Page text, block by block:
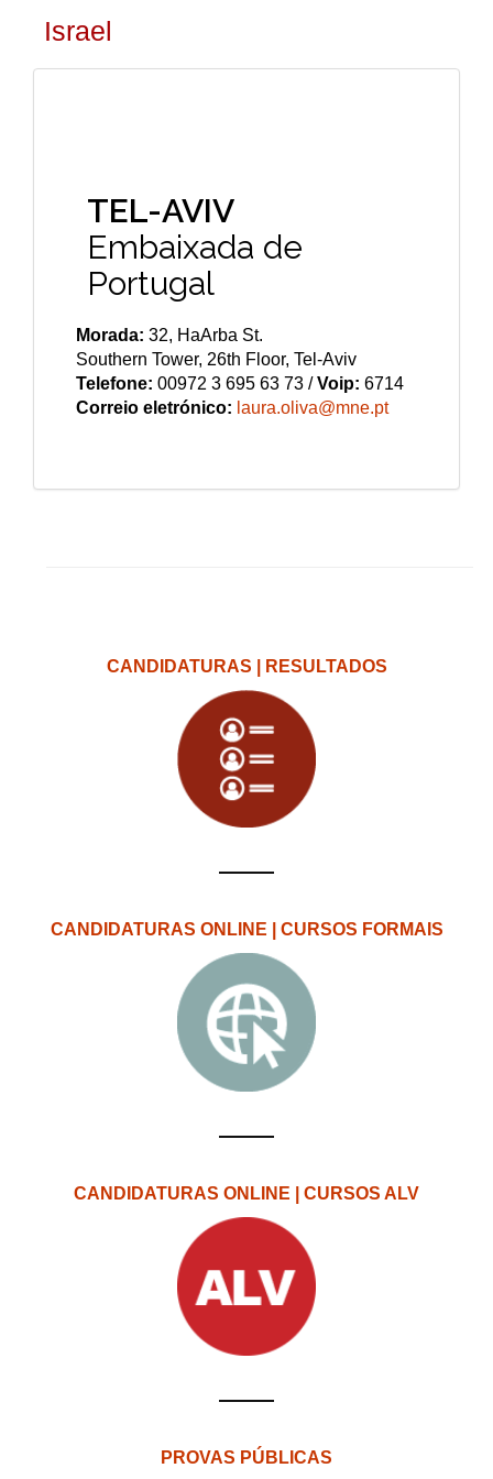
Israel
TEL-AVIV
Embaixada de
Portugal
Morada: 32, HaArba St.
Southern Tower, 26th Floor, Tel-Aviv
Telefone: 00972 3 695 63 73 /Voip: 6714
Correio eletrónico: laura.oliva@mne.pt
CANDIDATURAS | RESULTADOS
CANDIDATURAS ONLINE | CURSOS FORMAIS
CANDIDATURAS ONLINE | CURSOS ALV
PROVAS PÚBLICAS